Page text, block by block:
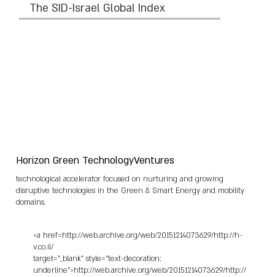
The SID-Israel Global Index
Horizon Green TechnologyVentures
technological accelerator focused on nurturing and growing
disruptive technologies in the Green & Smart Energy and mobility
domains.
<a href=http://web.archive.org/web/20151214073629/http://h-
v.co.il/
target="_blank" style="text-decoration:
underline">http://web.archive.org/web/20151214073629/http://